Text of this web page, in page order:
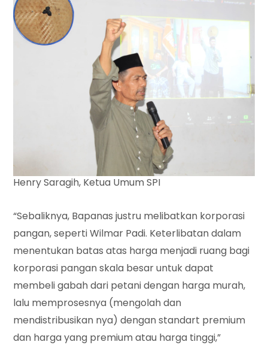
Henry Saragih, Ketua Umum SPI
“Sebaliknya, Bapanas justru melibatkan korporasi
pangan, seperti Wilmar Padi. Keterlibatan dalam
menentukan batas atas harga menjadi ruang bagi
korporasi pangan skala besar untuk dapat
membeli gabah dari petani dengan harga murah,
lalu memprosesnya (mengolah dan
mendistribusikan nya) dengan standart premium
dan harga yang premium atau harga tinggi,”